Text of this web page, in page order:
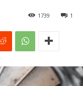
1
1739